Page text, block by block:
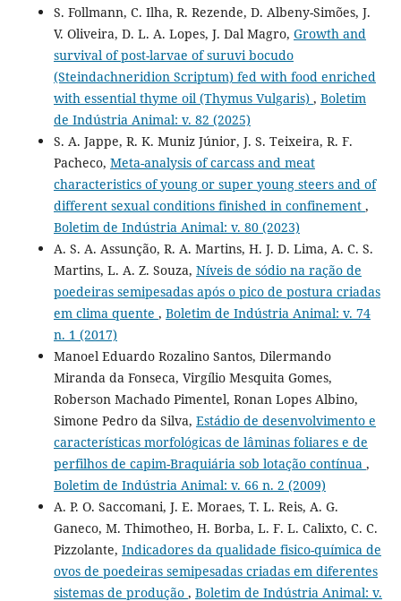
S. Follmann, C. Ilha, R. Rezende, D. Albeny-Simões, J.
V. Oliveira, D. L. A. Lopes, J. Dal Magro, Growth and
survival of post-larvae of suruvi bocudo
(Steindachneridion Scriptum) fed with food enriched
with essential thyme oil (Thymus Vulgaris) , Boletim
de Indústria Animal: v. 82 (2025)
S. A. Jappe, R. K. Muniz Júnior, J. S. Teixeira, R. F.
Pacheco, Meta-analysis of carcass and meat
characteristics of young or super young steers and of
different sexual conditions finished in confinement ,
Boletim de Indústria Animal: v. 80 (2023)
A. S. A. Assunção, R. A. Martins, H. J. D. Lima, A. C. S.
Martins, L. A. Z. Souza, Níveis de sódio na ração de
poedeiras semipesadas após o pico de postura criadas
em clima quente , Boletim de Indústria Animal: v. 74
n. 1 (2017)
Manoel Eduardo Rozalino Santos, Dilermando
Miranda da Fonseca, Virgílio Mesquita Gomes,
Roberson Machado Pimentel, Ronan Lopes Albino,
Simone Pedro da Silva, Estádio de desenvolvimento e
características morfológicas de lâminas foliares e de
perfilhos de capim-Braquiária sob lotação contínua ,
Boletim de Indústria Animal: v. 66 n. 2 (2009)
A. P. O. Saccomani, J. E. Moraes, T. L. Reis, A. G.
Ganeco, M. Thimotheo, H. Borba, L. F. L. Calixto, C. C.
Pizzolante, Indicadores da qualidade fisico-química de
ovos de poedeiras semipesadas criadas em diferentes
sistemas de produção , Boletim de Indústria Animal: v.